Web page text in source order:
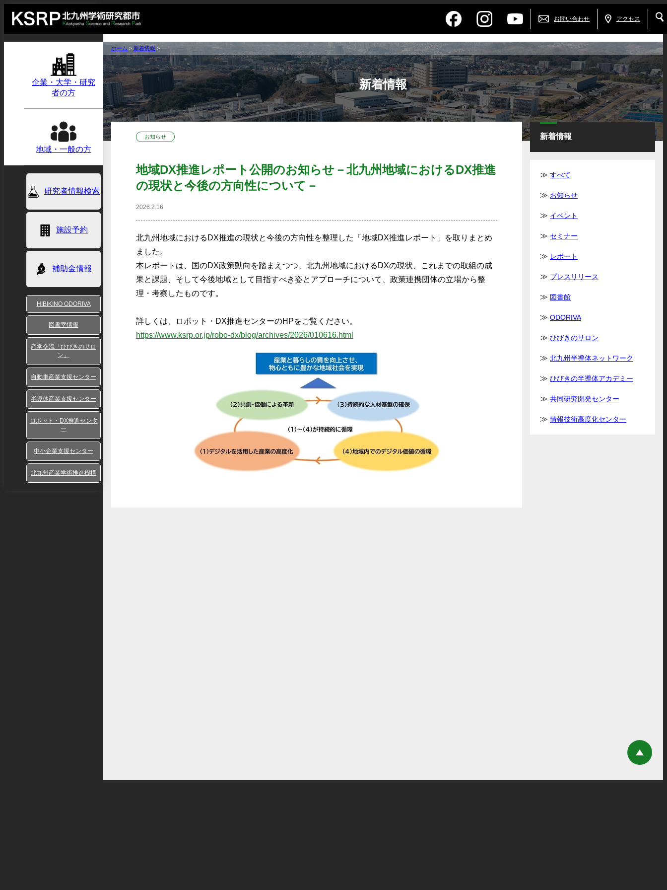
お問い合わせ アクセス
企業・大学・研究
者の方
地域・一般の方
研究者情報検索
施設予約
補助金情報
HIBIKINO ODORIVA
図書室情報
産学交流「ひびきのサロ
ン」
自動車産業支援センター
半導体産業支援センター
ロボット・DX推進センタ
ー
中小企業支援センター
北九州産業学術推進機構
ホーム > 新着情報 >
新着情報
お知らせ
地域DX推進レポート公開のお知らせ－北九州地域におけるDX推進
の現状と今後の方向性について－
2026.2.16
北九州地域におけるDX推進の現状と今後の方向性を整理した「地域DX推進レポート」を取りまとめ
ました。
本レポートは、国のDX政策動向を踏まえつつ、北九州地域におけるDXの現状、これまでの取組の成
果と課題、そして今後地域として目指すべき姿とアプローチについて、政策連携団体の立場から整
理・考察したものです。
詳しくは、ロボット・DX推進センターのHPをご覧ください。
https://www.ksrp.or.jp/robo-dx/blog/archives/2026/010616.html
新着情報
すべて
お知らせ
イベント
セミナー
レポート
プレスリリース
図書館
ODORIVA
ひびきのサロン
北九州半導体ネットワーク
ひびきの半導体アカデミー
共同研究開発センター
情報技術高度化センター